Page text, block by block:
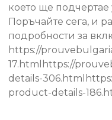
което ще подчертае
Поръчайте сега, и
подробности за
https://
17.htmlhttps://
details-
product-details-